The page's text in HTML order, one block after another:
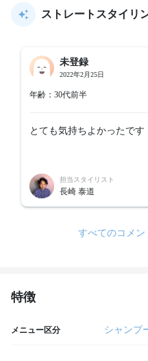
ストレートスタイリ
未登録
2022年2月25日
年齢：30代前半
とても気持ちよかったです
担当スタイリスト
長崎 泰道
すべてのコメン
特徴
メニュー区分 シャンプ